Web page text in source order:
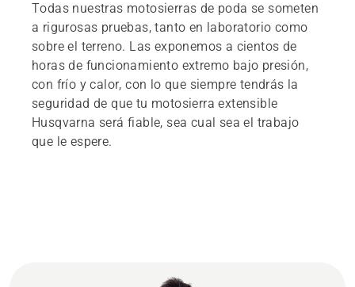
Todas nuestras motosierras de poda se someten
a rigurosas pruebas, tanto en laboratorio como
sobre el terreno. Las exponemos a cientos de
horas de funcionamiento extremo bajo presión,
con frío y calor, con lo que siempre tendrás la
seguridad de que tu motosierra extensible
Husqvarna será fiable, sea cual sea el trabajo
que le espere.